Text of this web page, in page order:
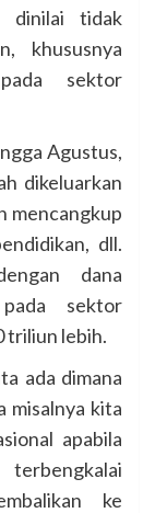
dinilai tidak
khususnya
sektor
Agustus,
dikeluarkan
mencangkup
dll.
dana
sektor
triliun lebih.
ada dimana
misalnya kita
apabila
ke